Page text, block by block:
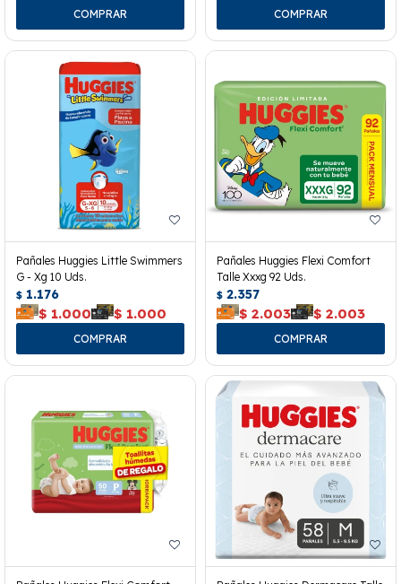
Pañales Huggies Little Swimmers
G - Xg 10 Uds.
$ 1.176
$ 1.000 $ 1.000
Pañales Huggies Flexi Comfort
Talle Xxxg 92 Uds.
$ 2.357
$ 2.003 $ 2.003